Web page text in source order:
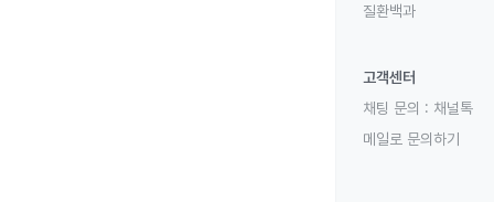
질환백과
고객센터
채팅 문의 : 채널톡
메일로 문의하기